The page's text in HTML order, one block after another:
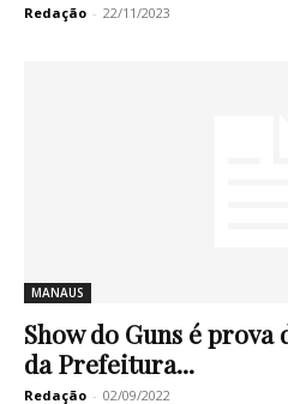
Redação - 22/11/2023
MANAUS
Show do Guns é
da Prefeitura...
Redação - 02/09/2022